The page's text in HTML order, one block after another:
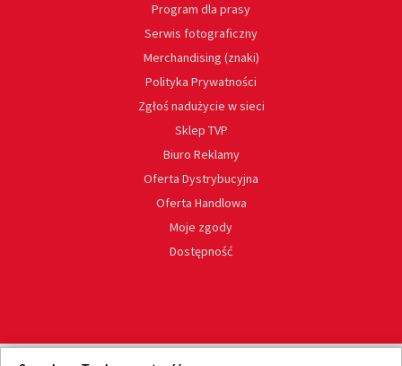
Program dla prasy
Serwis fotograficzny
Merchandising (znaki)
Polityka Prywatności
Zgłoś nadużycie w sieci
Sklep TVP
Biuro Reklamy
Oferta Dystrybucyjna
Oferta Handlowa
Moje zgody
Dostępność